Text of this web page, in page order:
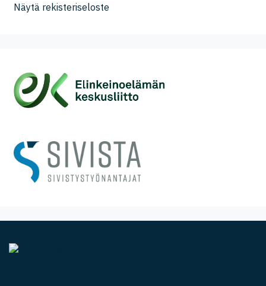
Näytä rekisteriseloste